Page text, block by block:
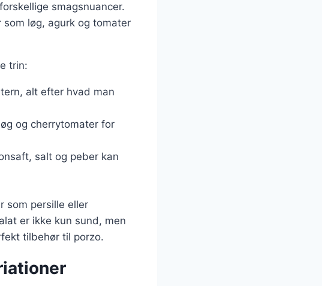
smagsnuancer.
løg, agurk og tomater
trin:
alt efter hvad man
og cherrytomater for
salt og peber kan
som persille eller
er ikke kun sund, men
tilbehør til porzo.